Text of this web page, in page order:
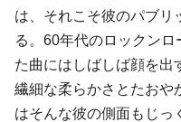
は、それこそ彼のパブリ
る。60年代のロックン
た曲にはしばしば顔を出
繊細な柔らかさとたおや
はそんな彼の側面もじっ